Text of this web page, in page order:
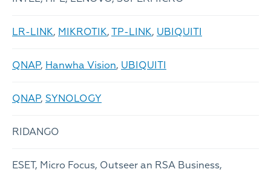
LR-LINK, MIKROTIK, TP-LINK, UBIQUITI
QNAP, Hanwha Vision, UBIQUITI
QNAP, SYNOLOGY
RIDANGO
ESET, Micro Focus, Outseer an RSA Business,